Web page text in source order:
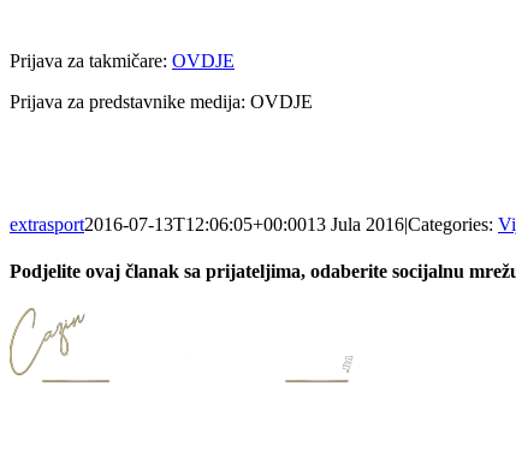
Prijava za takmičare: OVDJE
Prijava za predstavnike medija: OVDJE
extrasport2016-07-13T12:06:05+00:0013 Jula 2016|Categories:
Podjelite ovaj članak sa prijateljima, odaberite socijalnu
Facebook
XLinkedIn
WhatsApp
Tumblr
Email